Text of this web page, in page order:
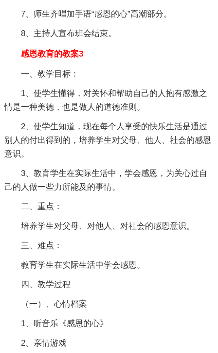
7、师生齐唱加手语“感恩的心”高潮部分。
8、主持人宣布班会结束。
感恩教育的教案3
一、教学目标：
1、使学生懂得，对关怀和帮助自己的人抱有感激之
情是一种美德，也是做人的道德准则。
2、使学生知道，现在每个人享受的快乐生活是通过
别人的付出得到的，培养学生对父母、他人、社会的感恩
意识。
3、教育学生在实际生活中，学会感恩，为关心过自
己的人做一些力所能及的事情。
二、重点：
培养学生对父母、对他人、对社会的感恩意识。
三、难点：
教育学生在实际生活中学会感恩。
四、教学过程
（一）、心情档案
1、听音乐《感恩的心》
2、亲情游戏